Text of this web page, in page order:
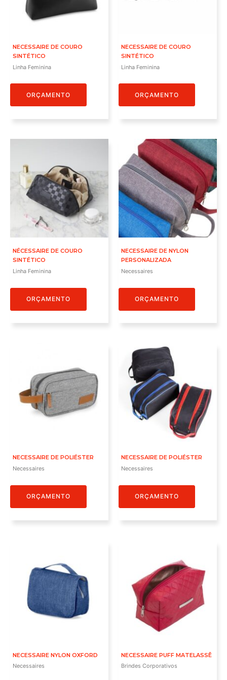
NECESSAIRE DE COURO
SINTÉTICO
Linha Feminina
ORÇAMENTO
NECESSAIRE DE COURO
SINTÉTICO
Linha Feminina
ORÇAMENTO
NÉCESSAIRE DE COURO
SINTÉTICO
Linha Feminina
ORÇAMENTO
NECESSAIRE DE NYLON
PERSONALIZADA
Necessaires
ORÇAMENTO
NECESSAIRE DE POLIÉSTER
Necessaires
ORÇAMENTO
NECESSAIRE DE POLIÉSTER
Necessaires
ORÇAMENTO
NECESSAIRE NYLON OXFORD
Necessaires
NECESSAIRE PUFF MATELASSÊ
Brindes Corporativos